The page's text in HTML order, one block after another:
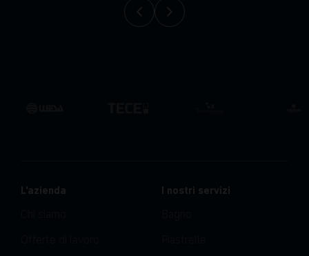
L'azienda
I nostri servizi